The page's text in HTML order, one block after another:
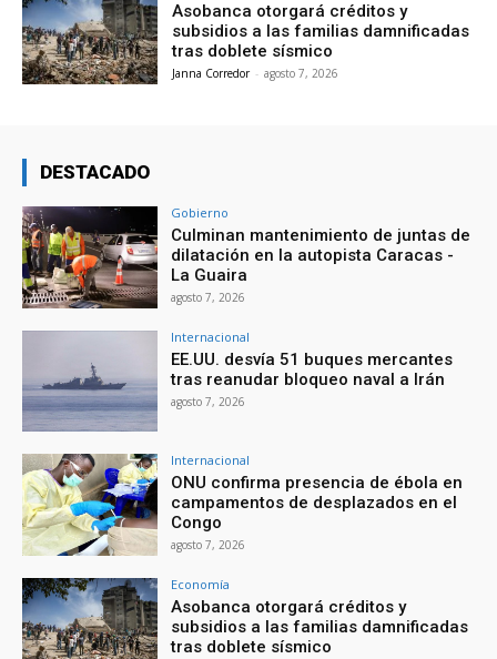
Asobanca otorgará créditos y
subsidios a las familias damnificadas
tras doblete sísmico
Janna Corredor - agosto 7, 2026
DESTACADO
Gobierno
Culminan mantenimiento de juntas de
dilatación en la autopista Caracas -
La Guaira
agosto 7, 2026
Internacional
EE.UU. desvía 51 buques mercantes
tras reanudar bloqueo naval a Irán
agosto 7, 2026
Internacional
ONU confirma presencia de ébola en
campamentos de desplazados en el
Congo
agosto 7, 2026
Economía
Asobanca otorgará créditos y
subsidios a las familias damnificadas
tras doblete sísmico